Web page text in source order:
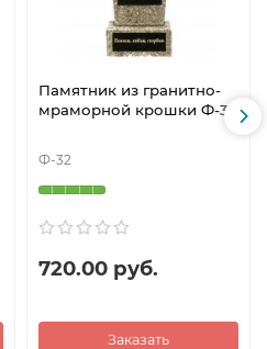
Памятник из гранитно-
мраморной крошки Ф-32
Ф-32
720.00 руб.
Заказать